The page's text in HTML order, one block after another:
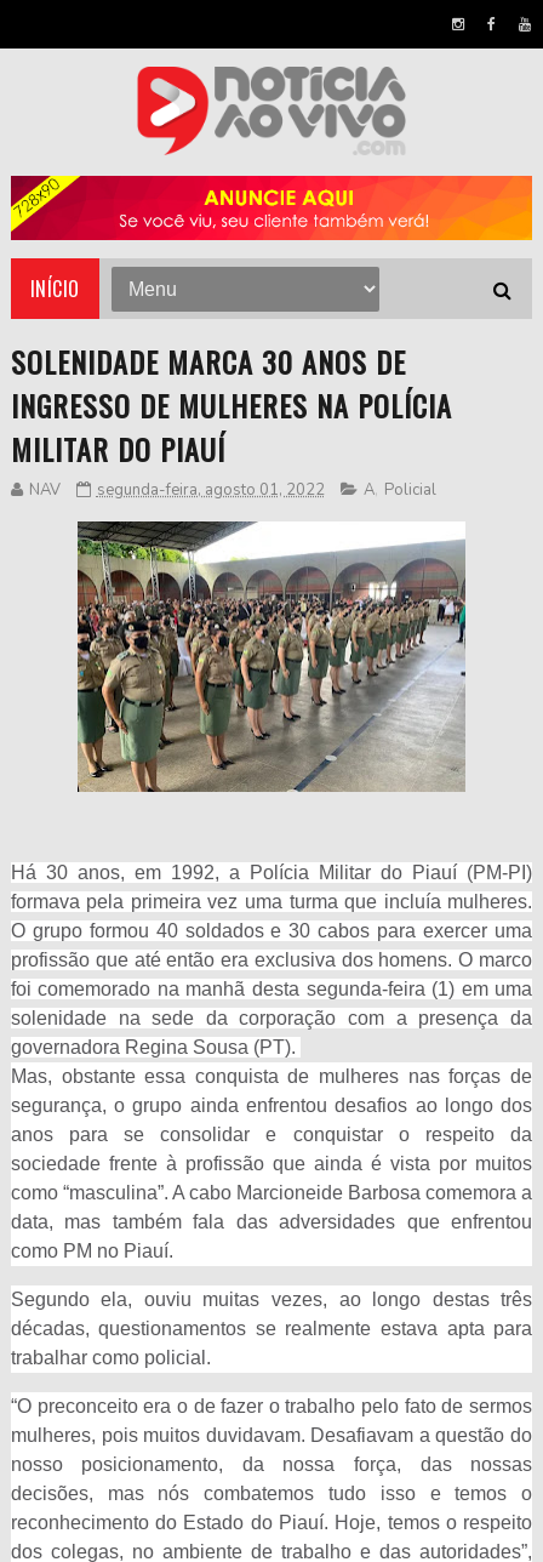
INÍCIO
SOLENIDADE MARCA 30 ANOS DE
INGRESSO DE MULHERES NA POLÍCIA
MILITAR DO PIAUÍ
NAV segunda-feira, agosto 01, 2022 A, Policial
Há 30 anos, em 1992, a Polícia Militar do Piauí (PM-PI)
formava pela primeira vez uma turma que incluía mulheres.
O grupo formou 40 soldados e 30 cabos para exercer uma
profissão que até então era exclusiva dos homens. O marco
foi comemorado na manhã desta segunda-feira (1) em uma
solenidade na sede da corporação com a presença da
governadora Regina Sousa (PT).
Mas, obstante essa conquista de mulheres nas forças de
segurança, o grupo ainda enfrentou desafios ao longo dos
anos para se consolidar e conquistar o respeito da
sociedade frente à profissão que ainda é vista por muitos
como “masculina”. A cabo Marcioneide Barbosa comemora a
data, mas também fala das adversidades que enfrentou
como PM no Piauí.
Segundo ela, ouviu muitas vezes, ao longo destas três
décadas, questionamentos se realmente estava apta para
trabalhar como policial.
“O preconceito era o de fazer o trabalho pelo fato de sermos
mulheres, pois muitos duvidavam. Desafiavam a questão do
nosso posicionamento, da nossa força, das nossas
decisões, mas nós combatemos tudo isso e temos o
reconhecimento do Estado do Piauí. Hoje, temos o respeito
dos colegas, no ambiente de trabalho e das autoridades”,